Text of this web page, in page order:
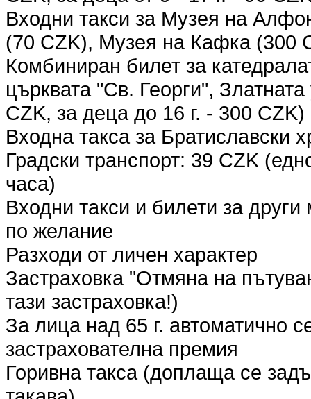
Входни такси за Музея на
(70 CZK), Музея на Кафка (300
Комбиниран билет за
църквата "Св. Георги",
CZK, за деца до 16 г. - 300 CZK)
Входна такса за Братиславски
Градски транспорт: 39 CZK
часа)
Входни такси и билети за
по желание
Разходи от личен характер
Застраховка "Отмяна на
тази застраховка!)
За лица над 65 г. автоматично
застрахователна премия
Горивна такса (доплаща се